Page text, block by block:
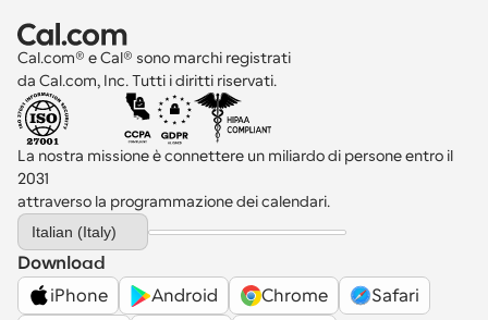
Cal.com® e Cal® sono marchi registrati
da Cal.com, Inc. Tutti i diritti riservati.
La nostra missione è connettere un miliardo di persone entro il
2031
attraverso la programmazione dei calendari.
Select Language
Italian (Italy)
Download
iPhone
Android Chrome
Safari